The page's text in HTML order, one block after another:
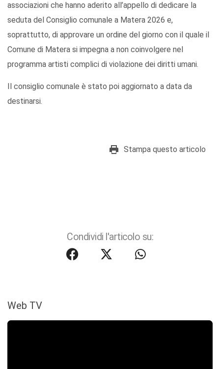
associazioni che hanno aderito all’appello di dedicare la
seduta del Consiglio comunale a Matera 2026 e,
soprattutto, di approvare un ordine del giorno con il quale il
Comune di Matera si impegna a non coinvolgere nel
programma artisti complici di violazione dei diritti umani.
Il consiglio comunale è stato poi aggiornato a data da
destinarsi.
Stampa questo articolo
Condividi l'articolo su:
Web TV